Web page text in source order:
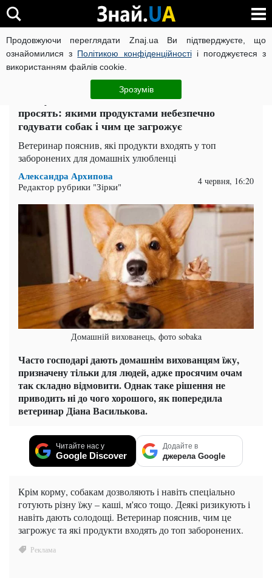
Продовжуючи переглядати Znaj.ua Ви підтверджуєте, що
ознайомилися з Політикою конфіденційностіі погоджуєтеся з
використанням файлів cookie.
Зрозумів
ВІЙНА РОСІЇ ПРОТИ УКРАЇНИ КОРОНАВІРУС В УКРАЇНІ
ЧИТАТЬ НА РУССКОМ
Не здумайте давати, навіть якщо сильно
просять: якими продуктами небезпечно
годувати собак і чим це загрожує
Ветеринар пояснив, які продукти входять у топ
заборонених для домашніх улюбленці
Александра Архипова
Редактор рубрики "Зірки" 4 червня, 16:20
Домашній вихованець, фото sobaka
Часто господарі дають домашнім вихованцям їжу,
призначену тільки для людей, адже просячим очам
так складно відмовити. Однак таке рішення не
приводить ні до чого хорошого, як попередила
ветеринар Діана Василькова.
Читайте нас у
Google Discover
Додайте в
джерела Google
Крім корму, собакам дозволяють і навіть спеціально
готують різну їжу – каші, м'ясо тощо. Деякі ризикують і
навіть дають солодощі. Ветеринар пояснив, чим це
загрожує та які продукти входять до топ заборонених.